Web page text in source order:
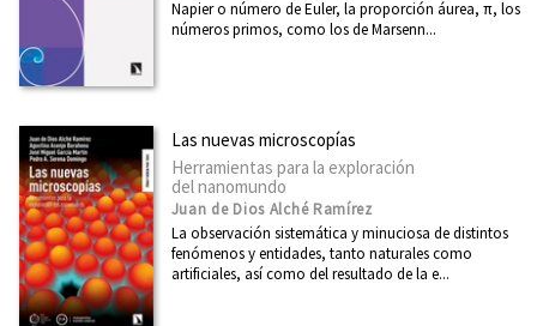
Napier o número de Euler, la proporción áurea, π, los
números primos, como los de Marsenn...
Las nuevas microscopías
Herramientas para la exploración
del nanomundo
Juan de Dios Alché Ramírez
La observación sistemática y minuciosa de distintos
fenómenos y entidades, tanto naturales como
artificiales, así como del resultado de la e...